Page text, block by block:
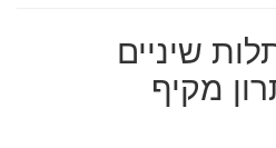
שיניים
מקיף